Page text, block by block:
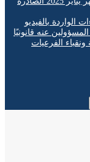
بالفيديو
عنه قانونيًا
الفرعيات